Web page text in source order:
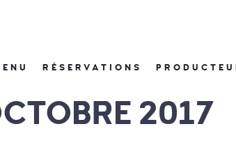
RÉSERVATIONS
2017